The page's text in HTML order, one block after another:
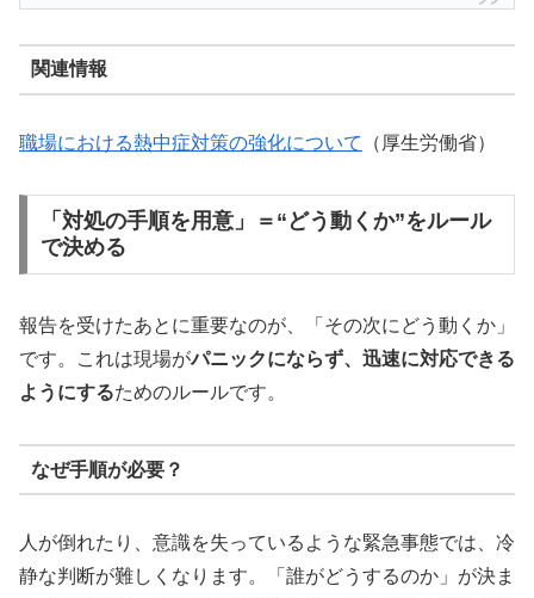
関連情報
職場における熱中症対策の強化について （厚生労働省）
「対処の手順を用意」＝“どう動くか”をルール
で決める
報告を受けたあとに重要なのが、「その次にどう動くか」
です。これは現場がパニックにならず、迅速に対応できる
ようにするためのルールです。
なぜ手順が必要？
人が倒れたり、意識を失っているような緊急事態では、冷
静な判断が難しくなります。「誰がどうするのか」が決ま